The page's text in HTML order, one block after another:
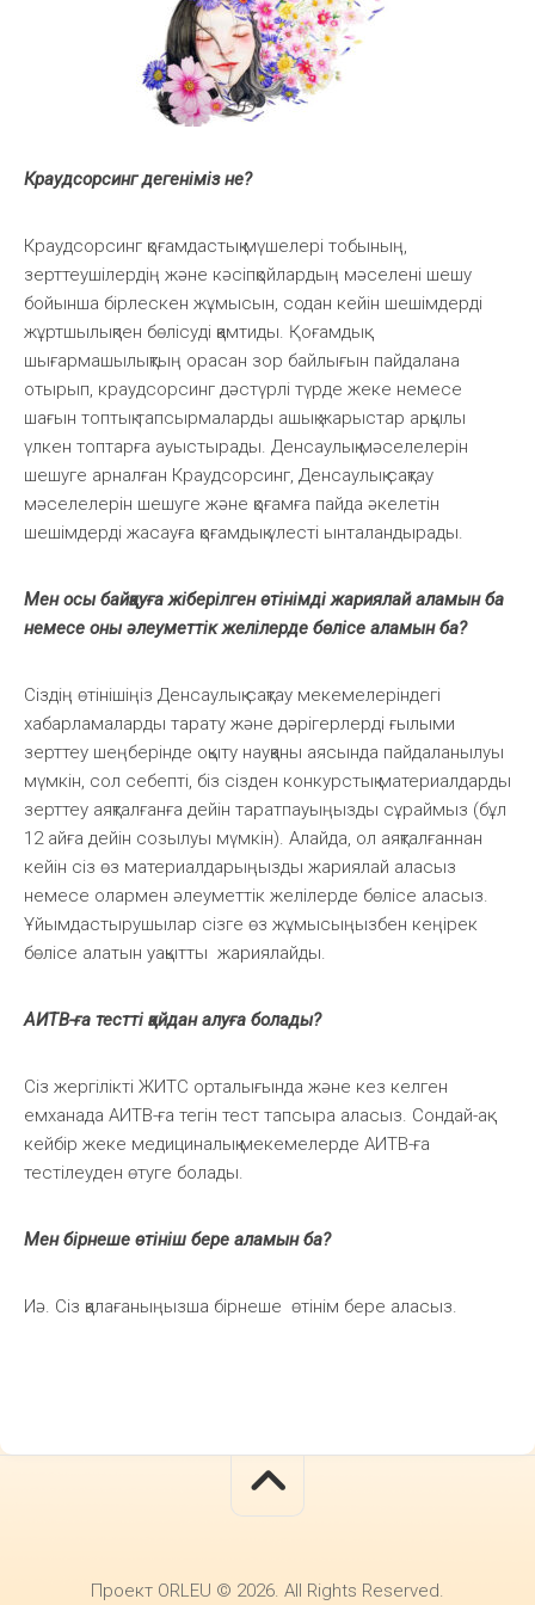
Краудсорсинг дегеніміз не?
Краудсорсинг қоғамдастық мүшелері тобының,
зерттеушілердің және кәсіпқойлардың мәселені шешу
бойынша бірлескен жұмысын, содан кейін шешімдерді
жұртшылықпен бөлісуді қамтиды. Қоғамдық
шығармашылықтың орасан зор байлығын пайдалана
отырып, краудсорсинг дәстүрлі түрде жеке немесе
шағын топтық тапсырмаларды ашық жарыстар арқылы
үлкен топтарға ауыстырады. Денсаулық мәселелерін
шешуге арналған Краудсорсинг, Денсаулық сақтау
мәселелерін шешуге және қоғамға пайда әкелетін
шешімдерді жасауға қоғамдық үлесті ынталандырады.
Мен осы байқауға жіберілген өтінімді жариялай аламын ба
немесе оны әлеуметтік желілерде бөлісе аламын ба?
Сіздің өтінішіңіз Денсаулық сақтау мекемелеріндегі
хабарламаларды тарату және дәрігерлерді ғылыми
зерттеу шеңберінде оқыту науқаны аясында пайдаланылуы
мүмкін, сол себепті, біз сізден конкурстық материалдарды
зерттеу аяқталғанға дейін таратпауыңызды сұраймыз (бұл
12 айға дейін созылуы мүмкін). Алайда, ол аяқталғаннан
кейін сіз өз материалдарыңызды жариялай аласыз
немесе олармен әлеуметтік желілерде бөлісе аласыз.
Ұйымдастырушылар сізге өз жұмысыңызбен кеңірек
бөлісе алатын уақытты жариялайды.
АИТВ-ға тестті қайдан алуға болады?
Сіз жергілікті ЖИТС орталығында және кез келген
емханада АИТВ-ға тегін тест тапсыра аласыз. Сондай-ақ
кейбір жеке медициналық мекемелерде АИТВ-ға
тестілеуден өтуге болады.
Мен бірнеше өтініш бере аламын ба?
Иә. Сіз қалағаныңызша бірнеше өтінім бере аласыз.
Проект ORLEU © 2026. All Rights Reserved.